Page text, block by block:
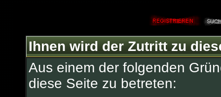
Ihnen wird der Zutritt zu
Aus einem der folgenden
diese Seite zu betreten: